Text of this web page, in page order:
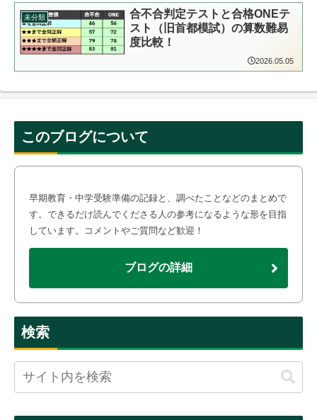
未分類
合不合判定テストと合格ONEテ
スト（旧首都模試）の算数難易
度比較！
2026.05.05
このブログについて
早期教育・中学受験準備の記録と、調べたことなどのまとめで
す。できるだけ読んでくださる人の参考になるような形を目指
しています。コメントやご質問など歓迎！
ブログの詳細
検索